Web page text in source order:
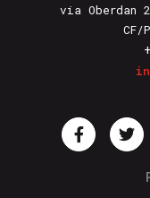
via Oberdan
CF/